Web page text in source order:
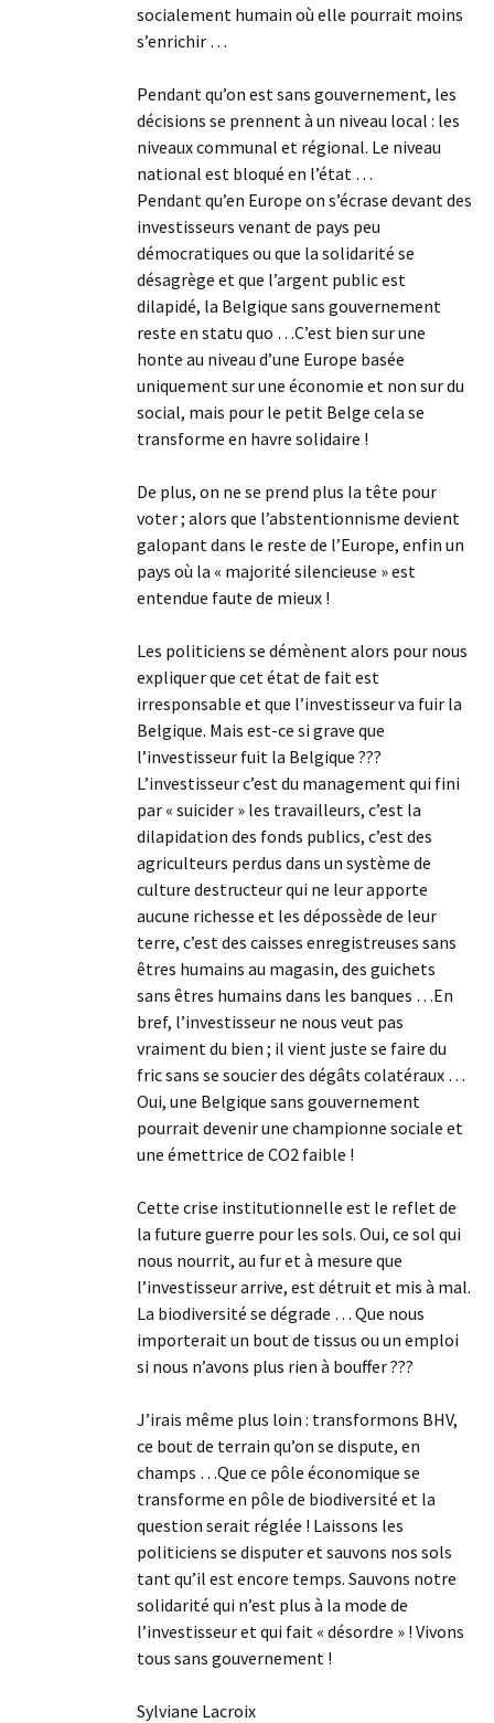
socialement humain où elle pourrait moins
s’enrichir …
Pendant qu’on est sans gouvernement, les
décisions se prennent à un niveau local : les
niveaux communal et régional. Le niveau
national est bloqué en l’état …
Pendant qu’en Europe on s’écrase devant des
investisseurs venant de pays peu
démocratiques ou que la solidarité se
désagrège et que l’argent public est
dilapidé, la Belgique sans gouvernement
reste en statu quo …C’est bien sur une
honte au niveau d’une Europe basée
uniquement sur une économie et non sur du
social, mais pour le petit Belge cela se
transforme en havre solidaire !
De plus, on ne se prend plus la tête pour
voter ; alors que l’abstentionnisme devient
galopant dans le reste de l’Europe, enfin un
pays où la « majorité silencieuse » est
entendue faute de mieux !
Les politiciens se démènent alors pour nous
expliquer que cet état de fait est
irresponsable et que l’investisseur va fuir la
Belgique. Mais est-ce si grave que
l’investisseur fuit la Belgique ???
L’investisseur c’est du management qui fini
par « suicider » les travailleurs, c’est la
dilapidation des fonds publics, c’est des
agriculteurs perdus dans un système de
culture destructeur qui ne leur apporte
aucune richesse et les dépossède de leur
terre, c’est des caisses enregistreuses sans
êtres humains au magasin, des guichets
sans êtres humains dans les banques …En
bref, l’investisseur ne nous veut pas
vraiment du bien ; il vient juste se faire du
fric sans se soucier des dégâts colatéraux …
Oui, une Belgique sans gouvernement
pourrait devenir une championne sociale et
une émettrice de CO2 faible !
Cette crise institutionnelle est le reflet de
la future guerre pour les sols. Oui, ce sol qui
nous nourrit, au fur et à mesure que
l’investisseur arrive, est détruit et mis à mal.
La biodiversité se dégrade … Que nous
importerait un bout de tissus ou un emploi
si nous n’avons plus rien à bouffer ???
J’irais même plus loin : transformons BHV,
ce bout de terrain qu’on se dispute, en
champs …Que ce pôle économique se
transforme en pôle de biodiversité et la
question serait réglée ! Laissons les
politiciens se disputer et sauvons nos sols
tant qu’il est encore temps. Sauvons notre
solidarité qui n’est plus à la mode de
l’investisseur et qui fait « désordre » ! Vivons
tous sans gouvernement !
Sylviane Lacroix